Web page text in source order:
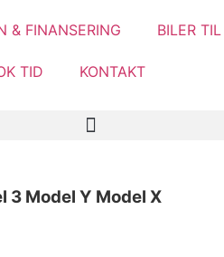
& FINANSERING BILER
TID KONTAKT
3 Model Y Model X